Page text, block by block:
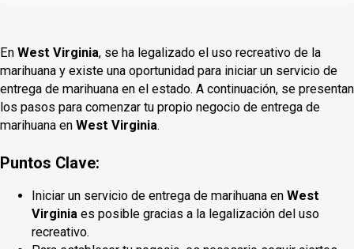
En West Virginia, se ha legalizado el uso recreativo de la
marihuana y existe una oportunidad para iniciar un servicio de
entrega de marihuana en el estado. A continuación, se presentan
los pasos para comenzar tu propio negocio de entrega de
marihuana en West Virginia.
Puntos Clave:
Iniciar un servicio de entrega de marihuana en West
Virginia es posible gracias a la legalización del uso
recreativo.